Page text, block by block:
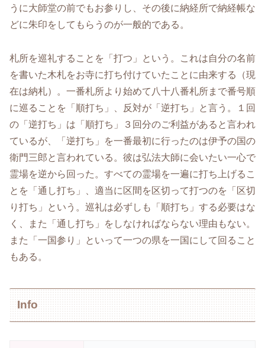
うに大師堂の前でもお参りし、その後に納経所で納経帳な
どに朱印をしてもらうのが一般的である。
札所を巡礼することを「打つ」という。これは自分の名前
を書いた木札をお寺に打ち付けていたことに由来する（現
在は納札）。一番札所より始めて八十八番札所まで番号順
に巡ることを「順打ち」、反対が「逆打ち」と言う。１回
の「逆打ち」は「順打ち」３回分のご利益があると言われ
ているが、「逆打ち」を一番最初に行ったのは伊予の国の
衛門三郎と言われている。彼は弘法大師に会いたい一心で
霊場を逆から回った。すべての霊場を一遍に打ち上げるこ
とを「通し打ち」、適当に区間を区切って打つのを「区切
り打ち」という。巡礼は必ずしも「順打ち」する必要はな
く、また「通し打ち」をしなければならない理由もない。
また「一国参り」といって一つの県を一国にして回ること
もある。
Info